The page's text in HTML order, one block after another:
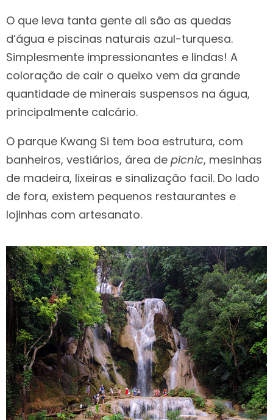
O que leva tanta gente ali são as quedas
d’água e piscinas naturais azul-turquesa.
Simplesmente impressionantes e lindas! A
coloração de cair o queixo vem da grande
quantidade de minerais suspensos na água,
principalmente calcário.
O parque Kwang Si tem boa estrutura, com
banheiros, vestiários, área de picnic, mesinhas
de madeira, lixeiras e sinalização facil. Do lado
de fora, existem pequenos restaurantes e
lojinhas com artesanato.